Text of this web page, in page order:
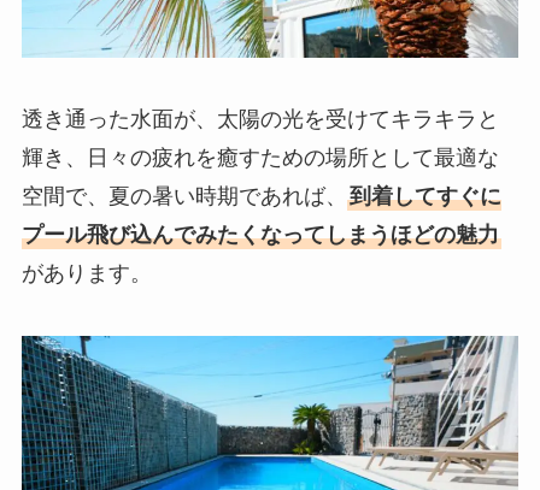
透き通った水面が、太陽の光を受けてキラキラと
輝き、日々の疲れを癒すための場所として最適な
空間で、夏の暑い時期であれば、 到着してすぐに
プール飛び込んでみたくなってしまうほどの魅力
があります。